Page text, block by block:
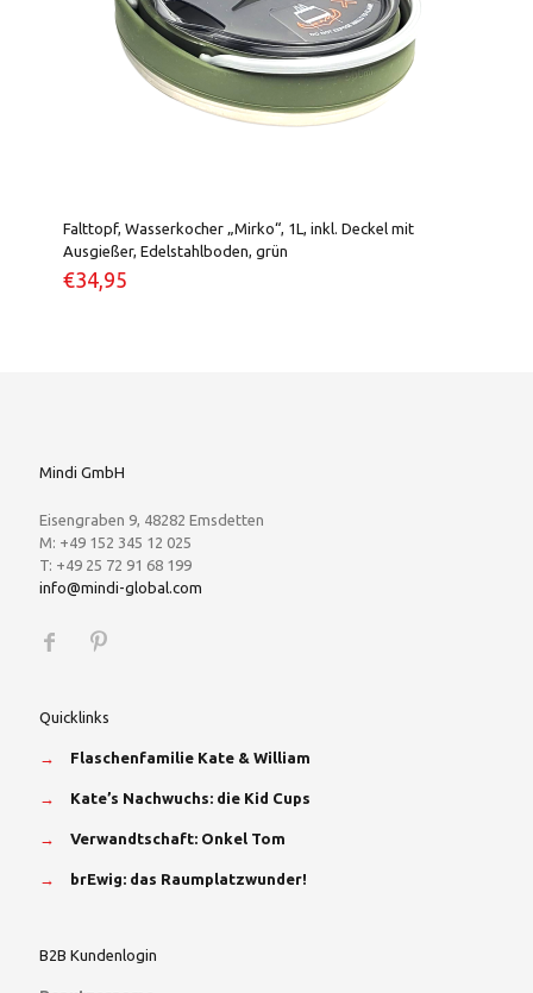
Falttopf, Wasserkocher „Mirko“, 1L, inkl. Deckel mit
Ausgießer, Edelstahlboden, grün
€34,95
Mindi GmbH
Eisengraben 9, 48282 Emsdetten
M: +49 152 345 12 025
T: +49 25 72 91 68 199
info@mindi-global.com
Quicklinks
→ Flaschenfamilie Kate & William
→ Kate’s Nachwuchs: die Kid Cups
→ Verwandtschaft: Onkel Tom
→ brEwig: das Raumplatzwunder!
B2B Kundenlogin